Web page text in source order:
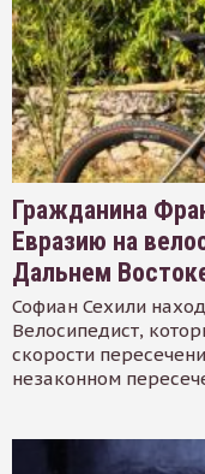
Гражданина
Евразию на
Дальнем
Софиан Сехили
Велосипедист,
скорости
незаконном